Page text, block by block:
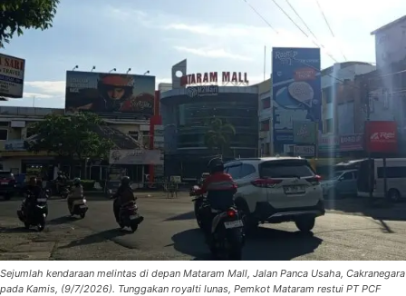
Sejumlah kendaraan melintas di depan Mataram Mall, Jalan Panca Usaha, Cakranegara
pada Kamis, (9/7/2026). Tunggakan royalti lunas, Pemkot Mataram restui PT PCF